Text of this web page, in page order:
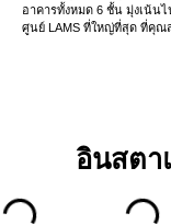
อาคารทั้งหมด 6 ชั้น มุ่งเน้น
ศูนย์ LAMS ที่ใหญ่ที่สุด ที่คุณ
อินสตา